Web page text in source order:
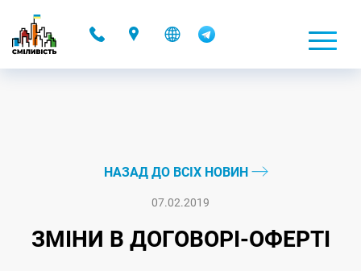
НАЗАД ДО ВСІХ НОВИН
07.02.2019
ЗМІНИ В ДОГОВОРІ-ОФЕРТІ